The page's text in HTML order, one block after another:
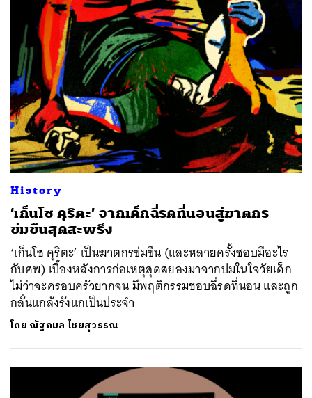
History
‘เก็นโซ คุริตะ’ จากเด็กฉี่รดที่นอนสู่ฆาตกร
ข่มขืนสุดสะพรึง
‘เก็นโซ คุริตะ’ เป็นฆาตกรข่มขืน (และหลายครั้งชอบมีอะไร
กับศพ) เบื้องหลังการก่อเหตุสุดสยองมาจากปมในใจวัยเด็ก
ไม่ว่าจะครอบครัวยากจน มีพฤติกรรมชอบฉี่รดที่นอน และถูก
กลั่นแกล้งรังแกเป็นประจำ
โดย ณัฐกมล ไชยสุวรรณ